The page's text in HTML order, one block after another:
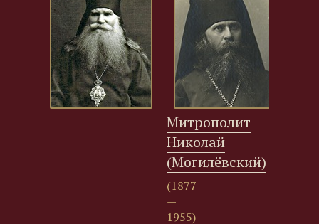
Митрополит
Николай
(Могилёвский)
(1877
—
1955)